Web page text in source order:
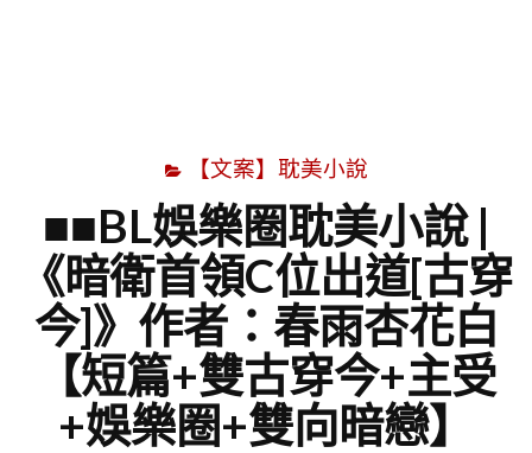
【文案】耽美小說
■■BL娛樂圈耽美小說 |
《暗衛首領C位出道[古穿
今]》作者：春雨杏花白
【短篇+雙古穿今+主受
+娛樂圈+雙向暗戀】